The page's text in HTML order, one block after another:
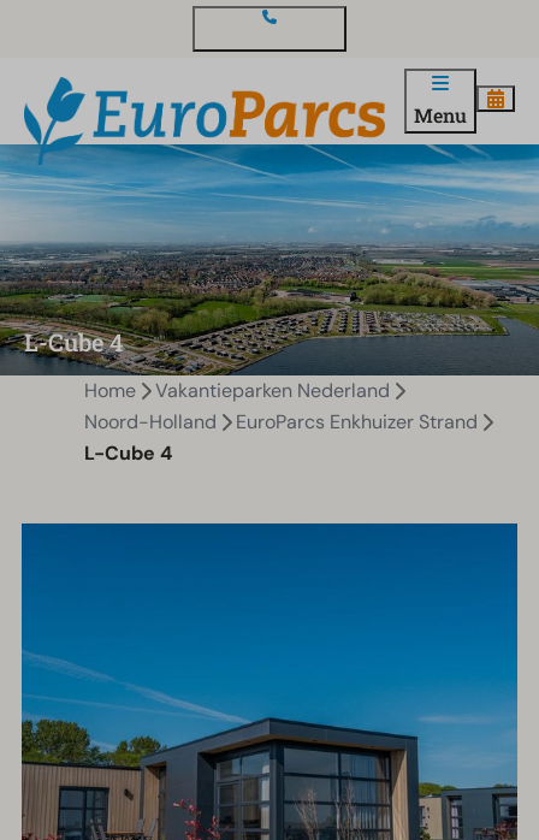
Menu
L-Cube 4
Home
Vakantieparken Nederland
Noord-Holland
EuroParcs Enkhuizer Strand
L-Cube 4